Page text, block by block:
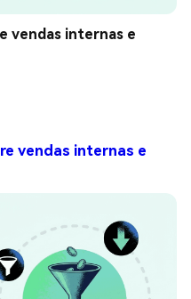
vendas internas e
vendas internas e